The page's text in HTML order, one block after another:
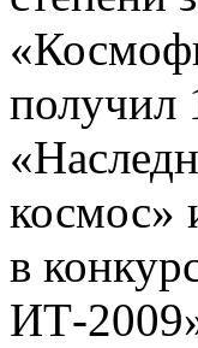
получил
космос»
в
ИТ-